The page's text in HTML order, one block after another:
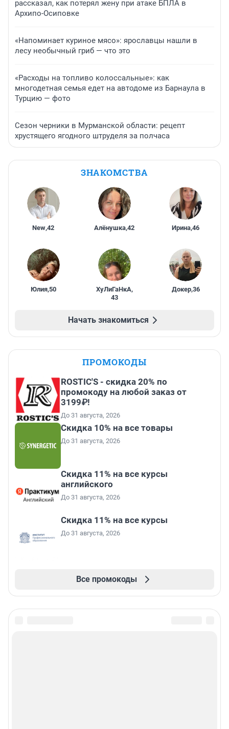
рассказал, как потерял жену при атаке БПЛА в
Архипо-Осиповке
«Напоминает куриное мясо»: ярославцы нашли в
лесу необычный гриб — что это
«Расходы на топливо колоссальные»: как
многодетная семья едет на автодоме из Барнаула в
Турцию — фото
Сезон черники в Мурманской области: рецепт
хрустящего ягодного штруделя за полчаса
ЗНАКОМСТВА
New,42 Алёнушка,42 Ирина,46
Юлия,50 ХуЛиГаНкА,
43
Докер,36
Начать знакомиться
ПРОМОКОДЫ
ROSTIC'S - скидка 20% по
промокоду на любой заказ от
3199₽!
До 31 августа, 2026
Скидка 10% на все товары
До 31 августа, 2026
Скидка 11% на все курсы
английского
До 31 августа, 2026
Скидка 11% на все курсы
До 31 августа, 2026
Все промокоды